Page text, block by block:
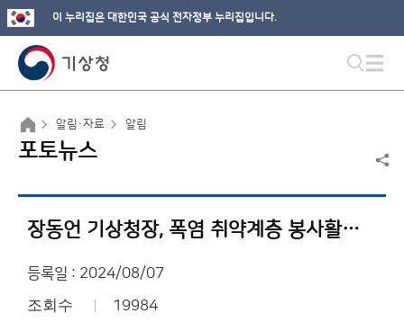
이 누리집은 대한민국 공식 전자정부 누리집입니다.
알림·자료 알림
포토뉴스
장동언 기상청장, 폭염 취약계층 봉사활동 참여
등록일 : 2024/08/07
조회수 19984